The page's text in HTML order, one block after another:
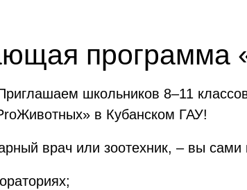
программа
школьников 8–11
в Кубанском ГАУ!
врач или зоотехник, – вы